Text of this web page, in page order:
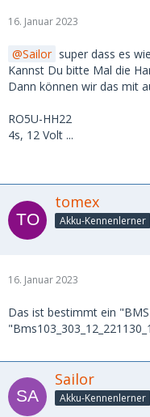
16. Januar 2023
Sailor super dass es
Kannst Du bitte Mal die
Dann können wir das mit
RO5U-HH22
4s, 12 Volt ...
tomex
Akku-Kennenlerner
16. Januar 2023
Das ist bestimmt ein
Sailor
Akku-Kennenlerner